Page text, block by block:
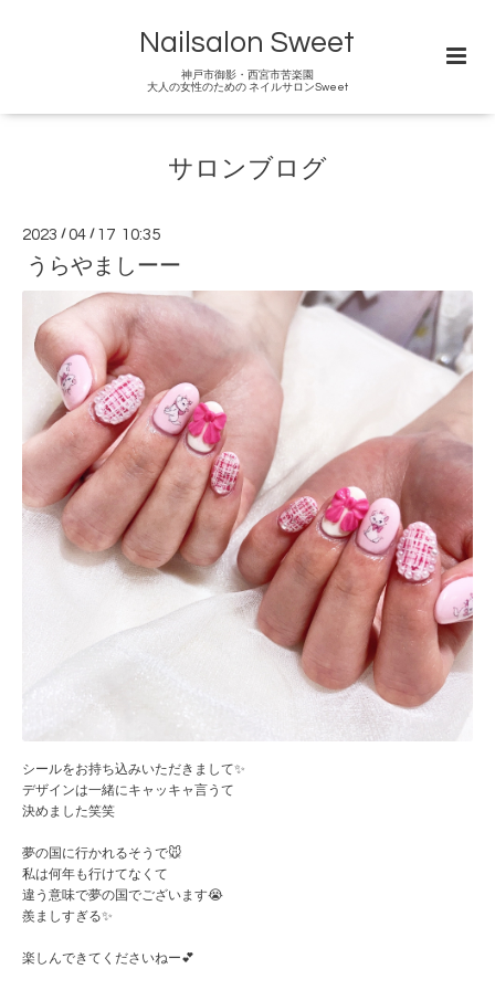
Nailsalon Sweet
神戸市御影・西宮市苦楽園
大人の女性のための ネイルサロンSweet
サロンブログ
2023 /04 / 17 10:35
うらやましーー
シールをお持ち込みいただきまして✨
デザインは一緒にキャッキャ言うて
決めました笑笑
夢の国に行かれるそうで🐭
私は何年も行けてなくて
違う意味で夢の国でございます😭
羨ましすぎる✨
楽しんできてくださいねー💕